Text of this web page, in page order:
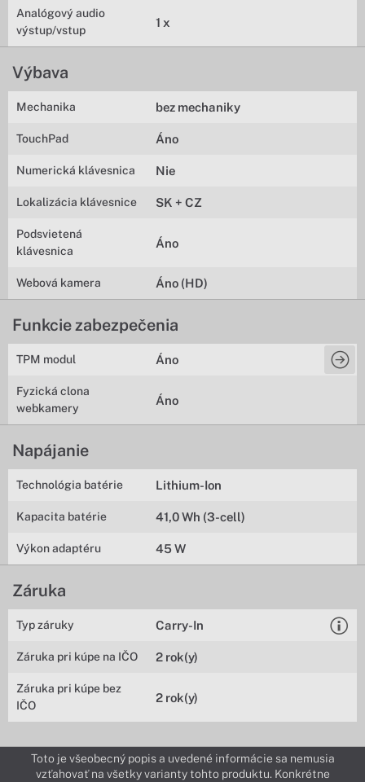
Analógový audio
výstup/vstup
1 x
Výbava
Mechanika bez mechaniky
TouchPad Áno
Numerická klávesnica Nie
Lokalizácia klávesnice SK + CZ
Podsvietená
klávesnica
Áno
Webová kamera Áno (HD)
Funkcie zabezpečenia
TPM modul Áno
Fyzická clona
webkamery
Áno
Napájanie
Technológia batérie Lithium-Ion
Kapacita batérie 41,0 Wh (3-cell)
Výkon adaptéru 45 W
Záruka
Typ záruky Carry-In
Záruka pri kúpe na IČO 2 rok(y)
Záruka pri kúpe bez
IČO
2 rok(y)
Toto je všeobecný popis a uvedené informácie sa nemusia
vzťahovať na všetky varianty tohto produktu. Konkrétne